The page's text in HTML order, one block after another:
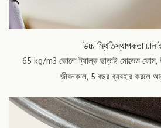
উচ্চ স্থিতিস্থাপকতা
65 kg/m3 কোনো ট্যাল্ক ছাড়াই মোল্ডেড ফোম,
জীবনকাল, 5 বছর ব্যবহার করলে